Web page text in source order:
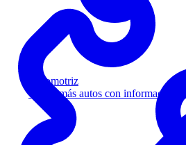
Automotriz
Venda más autos con información